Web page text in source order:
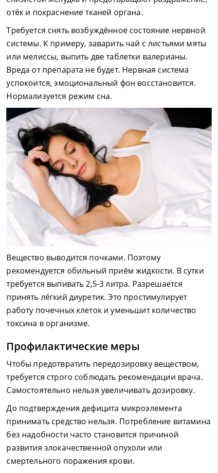
отёк и покраснение тканей органа.
Требуется снять возбуждённое состояние нервной
системы. К примеру, заварить чай с листьями мяты
или мелиссы, выпить две таблетки валерианы.
Вреда от препарата не будет. Нервная система
успокоится, эмоциональный фон восстановится.
Нормализуется режим сна.
Вещество выводится почками. Поэтому
рекомендуется обильный приём жидкости. В сутки
требуется выпивать 2,5-3 литра. Разрешается
принять лёгкий диуретик. Это простимулирует
работу почечных клеток и уменьшит количество
токсина в организме.
Профилактические меры
Чтобы предотвратить передозировку веществом,
требуется строго соблюдать рекомендации врача.
Самостоятельно нельзя увеличивать дозировку.
До подтверждения дефицита микроэлемента
принимать средство нельзя. Потребление витамина
без надобности часто становится причиной
развития злокачественной опухоли или
смертельного поражения крови.